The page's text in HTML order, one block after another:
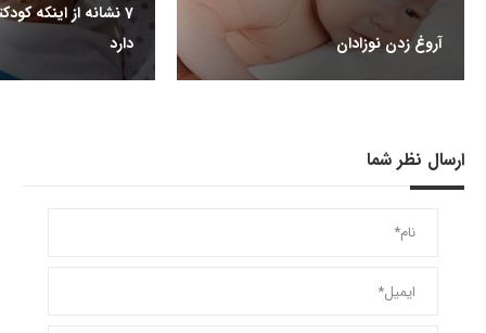
آروغ زدن نوزادان
7 نشانه از اینکه
دارد
ارسال نظر شما